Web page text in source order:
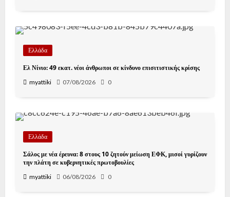
Ελλάδα
Ελ Νίνιο: 49 εκατ. νέοι άνθρωποι σε κίνδυνο επισιτιστικής κρίσης
myattiki 07/08/2026 0
Ελλάδα
Σάλος με νέα έρευνα: 8 στους 10 ζητούν μείωση ΕΦΚ, μισοί γυρίζουν
την πλάτη σε κυβερνητικές πρωτοβουλίες
myattiki 06/08/2026 0